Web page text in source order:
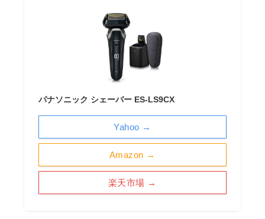
パナソニック シェーバー ES-LS9CX
Amazon →
楽天市場 →
Yahoo →